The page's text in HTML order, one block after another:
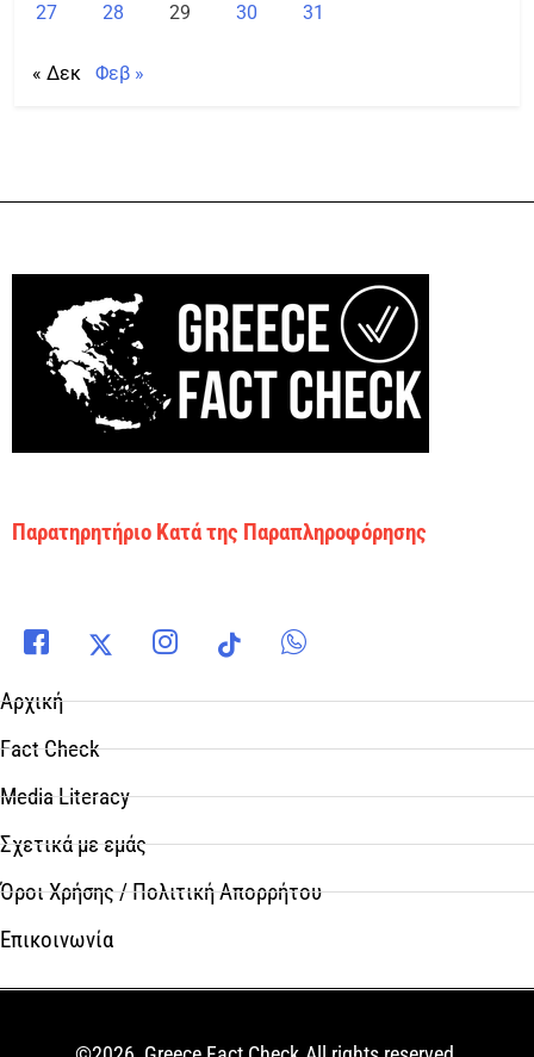
27
28 29 30 31
« Δεκ Φεβ »
Παρατηρητήριο Κατά της Παραπληροφόρησης
Αρχική
Fact Check
Media Literacy
Σχετικά με εμάς
Όροι Χρήσης / Πολιτική Απορρήτου
Επικοινωνία